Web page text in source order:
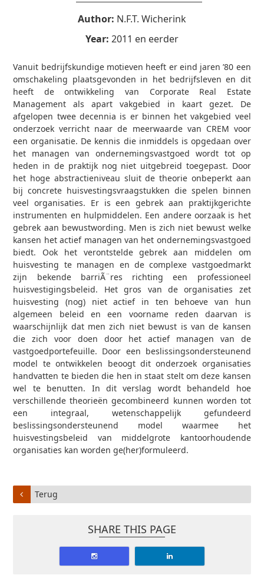
Author: N.F.T. Wicherink
Year: 2011 en eerder
Vanuit bedrijfskundige motieven heeft er eind jaren ’80 een
omschakeling plaatsgevonden in het bedrijfsleven en dit
heeft de ontwikkeling van Corporate Real Estate
Management als apart vakgebied in kaart gezet. De
afgelopen twee decennia is er binnen het vakgebied veel
onderzoek verricht naar de meerwaarde van CREM voor
een organisatie. De kennis die inmiddels is opgedaan over
het managen van ondernemingsvastgoed wordt tot op
heden in de praktijk nog niet uitgebreid toegepast. Door
het hoge abstractieniveau sluit de theorie onbeperkt aan
bij concrete huisvestingsvraagstukken die spelen binnen
veel organisaties. Er is een gebrek aan praktijkgerichte
instrumenten en hulpmiddelen. Een andere oorzaak is het
gebrek aan bewustwording. Men is zich niet bewust welke
kansen het actief managen van het ondernemingsvastgoed
biedt. Ook het verontstelde gebrek aan middelen om
huisvesting te managen en de complexe vastgoedmarkt
zijn bekende barriÃ¨res richting een professioneel
huisvestigingsbeleid. Het gros van de organisaties zet
huisvesting (nog) niet actief in ten behoeve van hun
algemeen beleid en een voorname reden daarvan is
waarschijnlijk dat men zich niet bewust is van de kansen
die zich voor doen door het actief managen van de
vastgoedportefeuille. Door een beslissingsondersteunend
model te ontwikkelen beoogt dit onderzoek organisaties
handvatten te bieden die hen in staat stelt om deze kansen
wel te benutten. In dit verslag wordt behandeld hoe
verschillende theorieën gecombineerd kunnen worden tot
een integraal, wetenschappelijk gefundeerd
beslissingsondersteunend model waarmee het
huisvestingsbeleid van middelgrote kantoorhoudende
organisaties kan worden ge(her)formuleerd.
Terug
SHARE THIS PAGE